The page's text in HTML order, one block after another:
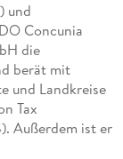
und
Concunia
die
berät mit
und Landkreise
Tax
Außerdem ist er